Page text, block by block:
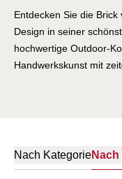
Entdecken Sie die
Design in seiner
hochwertige Outdoor-
Handwerkskunst mit
Nach Kategorie